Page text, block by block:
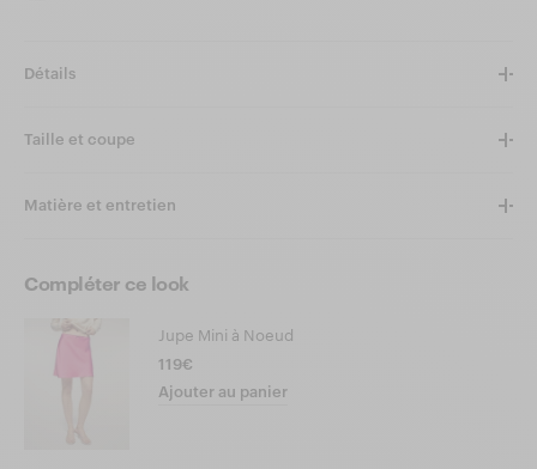
Détails
Taille et coupe
Matière et entretien
Compléter ce look
Jupe Mini à Noeud
119€
Ajouter au panier